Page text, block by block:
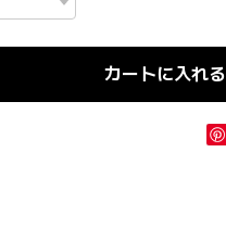
カートに入れる